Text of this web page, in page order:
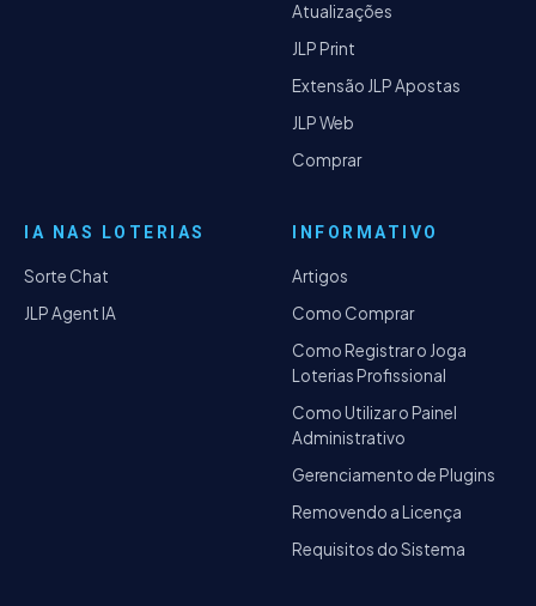
Atualizações
JLP Print
Extensão JLP Apostas
JLP Web
Comprar
IA NAS LOTERIAS
Sorte Chat
JLP Agent IA
INFORMATIVO
Artigos
Como Comprar
Como Registrar o Joga
Loterias Profissional
Como Utilizar o Painel
Administrativo
Gerenciamento de Plugins
Removendo a Licença
Requisitos do Sistema